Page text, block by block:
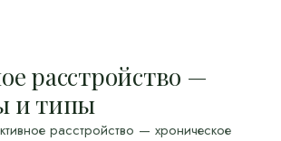
расстройство —
и типы
расстройство — хроническое